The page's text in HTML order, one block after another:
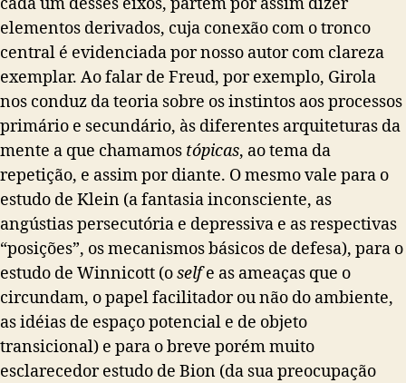
elementos derivados, cuja conexão com o tronco
central é evidenciada por nosso autor com clareza
exemplar. Ao falar de Freud, por exemplo, Girola
nos conduz da teoria sobre os instintos aos processos
primário e secundário, às diferentes arquiteturas da
mente a que chamamos tópicas, ao tema da
repetição, e assim por diante. O mesmo vale para o
estudo de Klein (a fantasia inconsciente, as
angústias persecutória e depressiva e as respectivas
“posições”, os mecanismos básicos de defesa), para o
estudo de Winnicott (oselfe as ameaças que o
circundam, o papel facilitador ou não do ambiente,
as idéias de espaço potencial e de objeto
transicional) e para o breve porém muito
esclarecedor estudo de Bion (da sua preocupação